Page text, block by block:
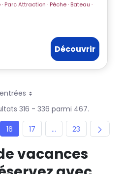
Découvrir
Par page
316 - 336 parmi 467.
Page
16 Page
17 ... Pages
Page
23
vacances